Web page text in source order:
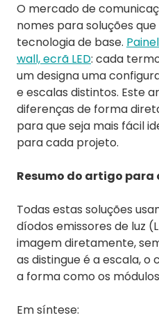
O mercado de
nomes para soluções
tecnologia de base.
wall, ecrã LED: cada
um designa uma
e escalas distintos. Este
diferenças de forma
para que seja mais fácil
para cada projeto.
Resumo do artigo para
Todas estas soluções
díodos emissores de luz
imagem diretamente,
as distingue é a escala,
a forma como os
Em síntese: